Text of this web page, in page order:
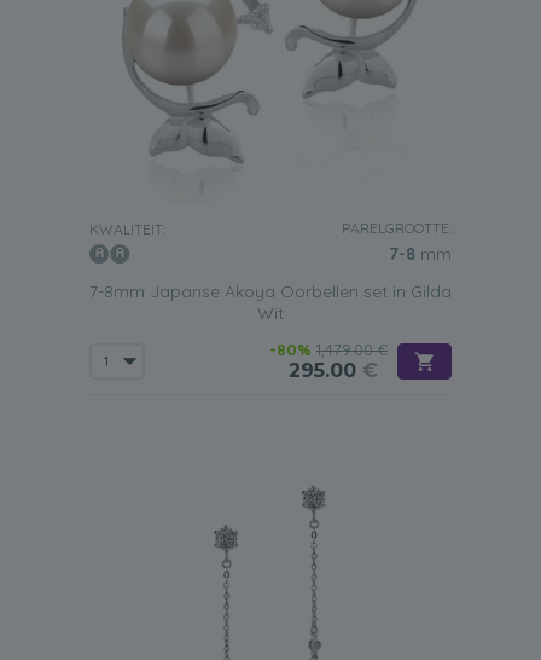
KWALITEIT: PARELGROOTTE:
7-8 mm
7-8mm Japanse Akoya Oorbellen set in Gilda
Wit
-80% 1,479.00 €
295.00 €